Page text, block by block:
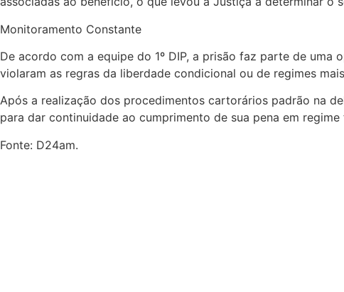
Monitoramento Constante
De acordo com a equipe do 1º DIP, a prisão faz parte de
violaram as regras da liberdade condicional ou de regimes
Após a realização dos procedimentos cartorários padrão na
para dar continuidade ao cumprimento de sua pena em regime
Fonte: D24am.